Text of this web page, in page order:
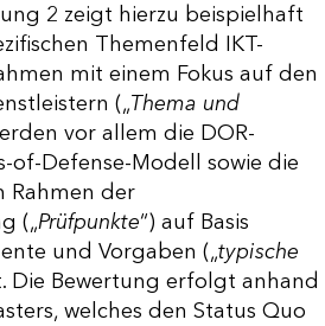
2 zeigt hierzu beispielhaft
Themenfeld IKT-
mit einem Fokus auf den
(„Thema und
vor allem die DOR-
of-Defense-Modell sowie die
Rahmen der
(„Prüfpunkte“) auf Basis
und Vorgaben („typische
Die Bewertung erfolgt anhand
welches den Status Quo